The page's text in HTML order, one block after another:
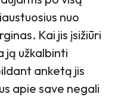
nuo
Kai jis įsižiūri
ją užkalbinti
anketą jis
apie save negali